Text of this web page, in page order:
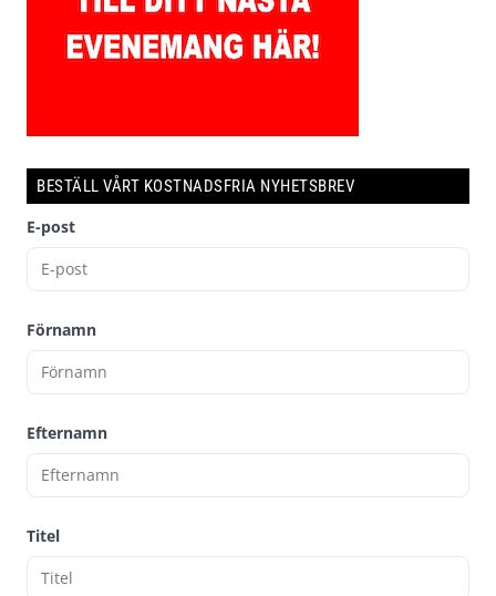
BESTÄLL VÅRT KOSTNADSFRIA NYHETSBREV
E-post
Förnamn
Efternamn
Titel